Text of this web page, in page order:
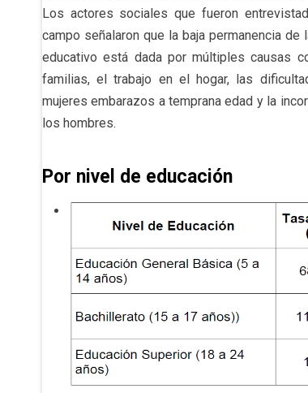
Los actores sociales que fueron
campo señalaron que la baja permanencia
educativo está dada por múltiples causas
familias, el trabajo en el hogar, las
mujeres embarazos a temprana edad y la
los hombres.
Por nivel de educación